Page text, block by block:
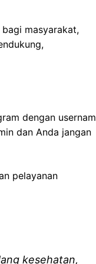
masyarakat,
dengan usernam
dan Anda jangan
pelayanan
kesehatan,